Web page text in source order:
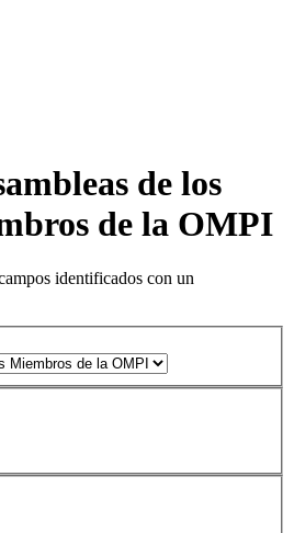
de los
de la OMPI
identificados con un